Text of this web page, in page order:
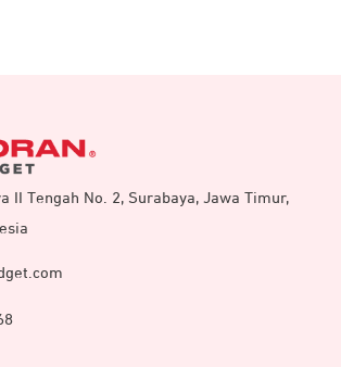
II Tengah No. 2, Surabaya, Jawa Timur,